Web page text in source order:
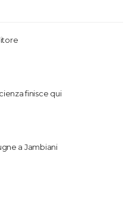
finisce qui
a Jambiani